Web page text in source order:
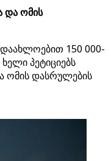
და ომის
150 000-
პეტიციებს
ომის დასრულების